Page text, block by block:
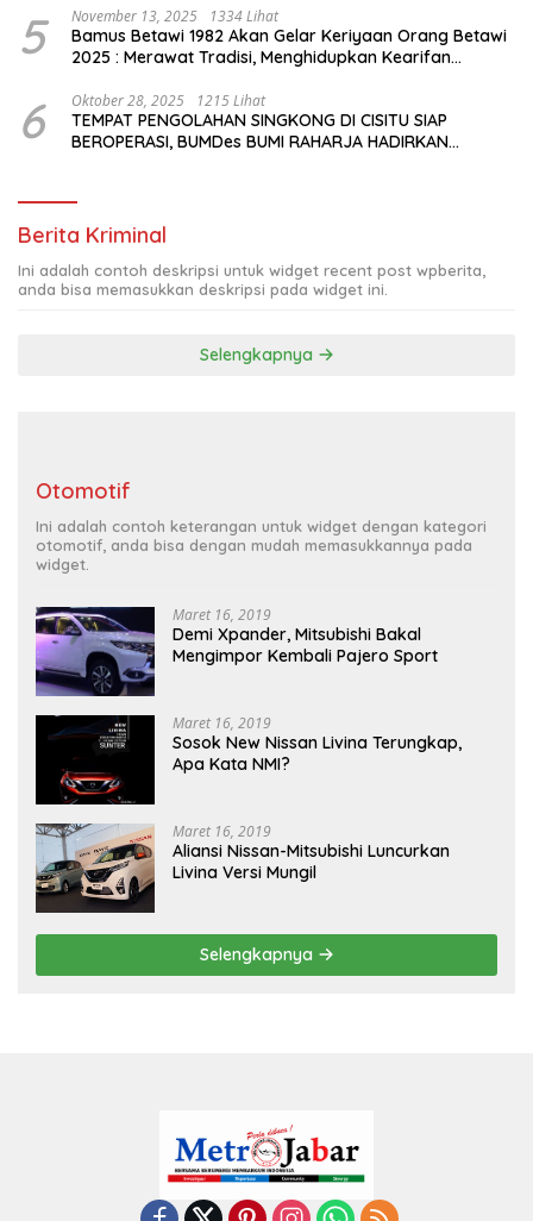
5 November 13, 2025 1334 Lihat
Bamus Betawi 1982 Akan Gelar Keriyaan Orang Betawi
2025 : Merawat Tradisi, Menghidupkan Kearifan
6 Oktober 28, 2025 1215 Lihat
TEMPAT PENGOLAHAN SINGKONG DI CISITU SIAP
BEROPERASI, BUMDes BUMI RAHARJA HADIRKAN
Berita Kriminal
Ini adalah contoh deskripsi untuk widget recent post wpberita,
anda bisa memasukkan deskripsi pada widget ini.
Selengkapnya
Otomotif
Ini adalah contoh keterangan untuk widget dengan kategori
otomotif, anda bisa dengan mudah memasukkannya pada
widget.
Maret 16, 2019
Demi Xpander, Mitsubishi Bakal
Mengimpor Kembali Pajero Sport
Maret 16, 2019
Sosok New Nissan Livina Terungkap,
Apa Kata NMI?
Maret 16, 2019
Aliansi Nissan-Mitsubishi Luncurkan
Livina Versi Mungil
Selengkapnya